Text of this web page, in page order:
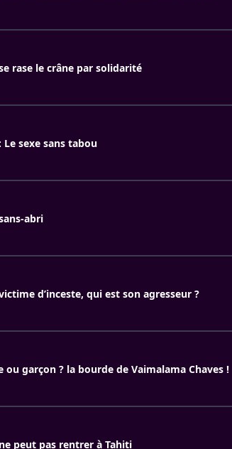
rase le crâne par solidarité
Le sexe sans tabou
abri
d’inceste, qui est son agresseur ?
garçon ? la bourde de Vaimalama Chaves !
peut pas rentrer à Tahiti